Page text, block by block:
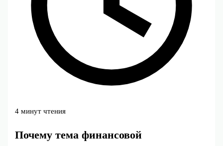
4 минут чтения
Почему тема финансовой